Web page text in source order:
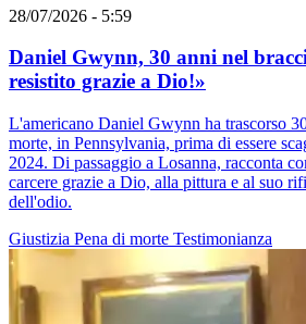
28/07/2026 - 5:59
Daniel Gwynn, 30 anni nel
resistito grazie a Dio!»
L'americano Daniel Gwynn ha trascorso
morte, in Pennsylvania, prima di essere
2024. Di passaggio a Losanna, racconta
carcere grazie a Dio, alla pittura e al suo
dell'odio.
Giustizia Pena di morte Testimonianza